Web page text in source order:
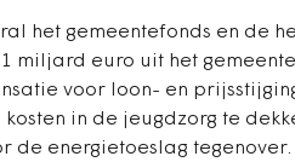
het gemeentefonds en de
miljard euro uit het
voor loon- en
in de jeugdzorg te
de energietoeslag tegenover.